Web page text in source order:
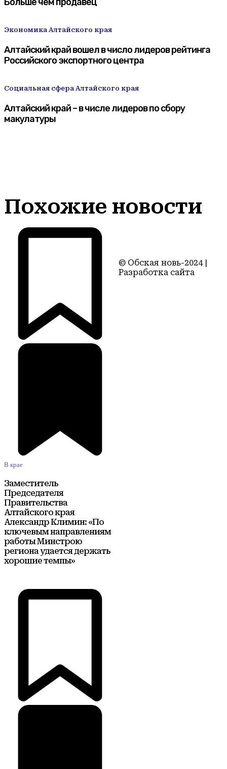
Экономика Алтайского края
Алтайский край вошел в число лидеров рейтинга
Российского экспортного центра
Социальная сфера Алтайского края
Алтайский край – в числе лидеров по сбору
макулатуры
Похожие новости
В крае
Заместитель
Председателя
Правительства
Алтайского края
Александр Климин: «По
ключевым направлениям
работы Минстрою
региона удается держать
хорошие темпы»
© Обская новь-2024 |
Разработка сайта